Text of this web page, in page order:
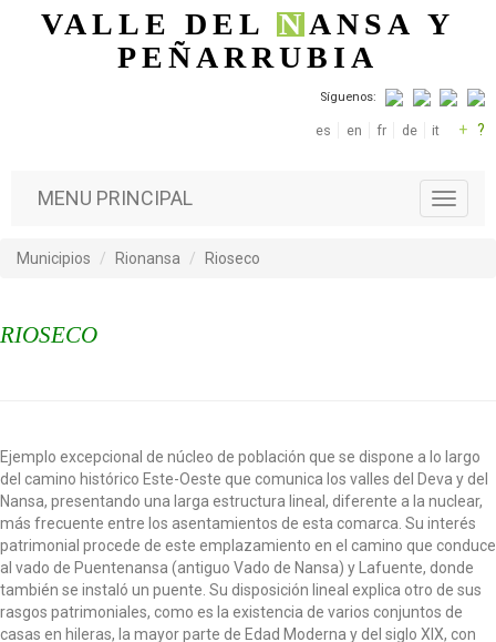
Pasar al contenido principal
VALLE DELNANSA Y
PEÑARRUBIA
Síguenos:
es en fr de it + ?
T
o
t
i
o
n
MENU PRINCIPAL
Municipios Rionansa Rioseco
RIOSECO
Ejemplo excepcional de núcleo de población que se dispone a lo largo
del camino histórico Este-Oeste que comunica los valles del Deva y del
Nansa, presentando una larga estructura lineal, diferente a la nuclear,
más frecuente entre los asentamientos de esta comarca. Su interés
patrimonial procede de este emplazamiento en el camino que conduce
al vado de Puentenansa (antiguo Vado de Nansa) y Lafuente, donde
también se instaló un puente. Su disposición lineal explica otro de sus
rasgos patrimoniales, como es la existencia de varios conjuntos de
casas en hileras, la mayor parte de Edad Moderna y del siglo XIX, con